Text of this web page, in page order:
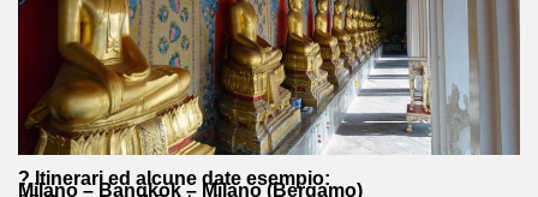
? Itinerari ed alcune date esempio:
Milano – Bangkok – Milano (Bergamo)